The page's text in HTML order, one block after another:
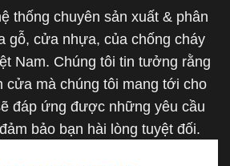
thống chuyên sản xuất & phân
gỗ, cửa nhựa, của chống cháy
Nam. Chúng tôi tin tưởng rằng
cửa mà chúng tôi mang tới cho
đáp ứng được những yêu cầu
bảo bạn hài lòng tuyệt đối.